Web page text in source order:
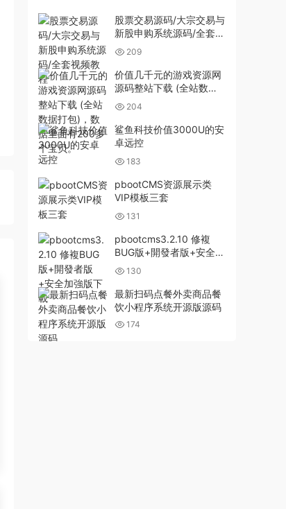
股票交易源码/大宗交易与
新股申购系统源码/全套视
频教程
209
价值几千元的游戏资源网
源码整站下载 (全站数据
打包)，数据里面有200多
个宝贝。
204
鲨鱼科技价值3000U的安
卓远控
183
pbootCMS资源展示类
VIP模板三套
131
pbootcms3.2.10 修複
BUG版+開發者版+安全加
強版下載
130
最新扫码点餐外卖商品餐
饮小程序系统开源版源码
174